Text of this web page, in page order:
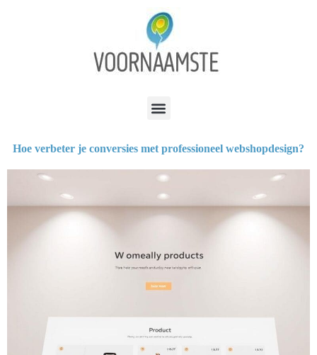
Hoe verbeter je conversies met professioneel webshopdesign?